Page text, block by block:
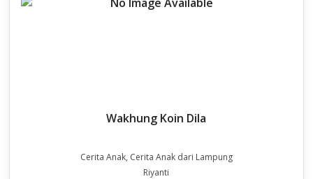
Wakhung Koin Dila
Cerita Anak, Cerita Anak dari Lampung
Riyanti